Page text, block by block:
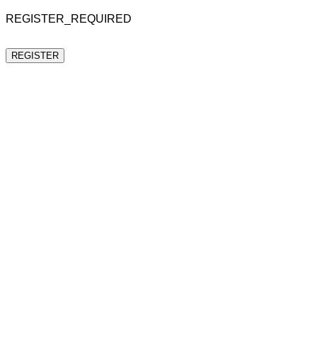
REGISTER_REQUIRED
REGISTER